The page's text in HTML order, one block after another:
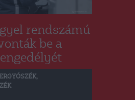
rendszámú
be a
,